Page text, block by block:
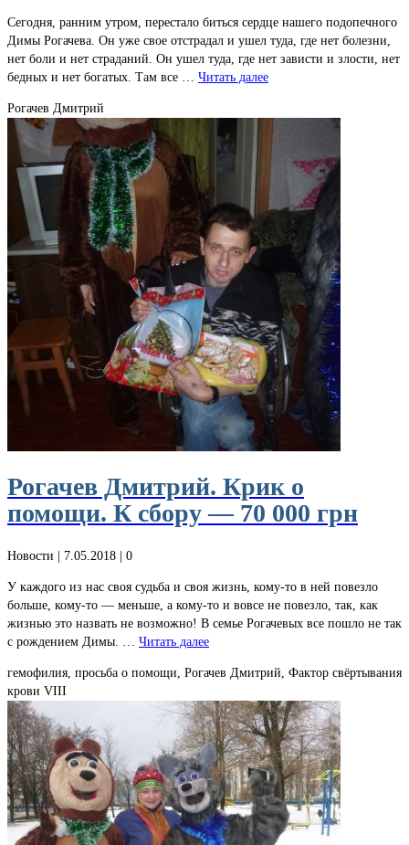
Сегодня, ранним утром, перестало биться сердце нашего подопечного
Димы Рогачева. Он уже свое отстрадал и ушел туда, где нет болезни,
нет боли и нет страданий. Он ушел туда, где нет зависти и злости, нет
бедных и нет богатых. Там все … Читать далее
Рогачев Дмитрий
Рогачев Дмитрий. Крик о
помощи. К сбору — 70 000 грн
Новости | 7.05.2018 | 0
У каждого из нас своя судьба и своя жизнь, кому-то в ней повезло
больше, кому-то — меньше, а кому-то и вовсе не повезло, так, как
жизнью это назвать не возможно! В семье Рогачевых все пошло не так
с рождением Димы. … Читать далее
гемофилия, просьба о помощи, Рогачев Дмитрий, Фактор свёртывания
крови VIII